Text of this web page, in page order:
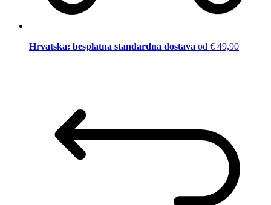
Hrvatska: besplatna standardna dostava od € 49,90